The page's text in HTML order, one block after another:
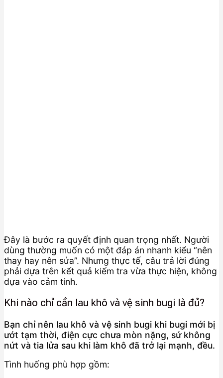
Đây là bước ra quyết định quan trọng nhất. Người
dùng thường muốn có một đáp án nhanh kiểu “nên
thay hay nên sửa”. Nhưng thực tế, câu trả lời đúng
phải dựa trên kết quả kiểm tra vừa thực hiện, không
dựa vào cảm tính.
Khi nào chỉ cần lau khô và vệ sinh bugi là đủ?
Bạn chỉ nên lau khô và vệ sinh bugi khi bugi mới bị
ướt tạm thời, điện cực chưa mòn nặng, sứ không
nứt và tia lửa sau khi làm khô đã trở lại mạnh, đều.
Tình huống phù hợp gồm: